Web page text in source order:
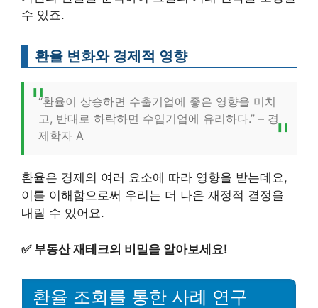
수 있죠.
환율 변화와 경제적 영향
“환율이 상승하면 수출기업에 좋은 영향을 미치
고, 반대로 하락하면 수입기업에 유리하다.” – 경
제학자 A
환율은 경제의 여러 요소에 따라 영향을 받는데요,
이를 이해함으로써 우리는 더 나은 재정적 결정을
내릴 수 있어요.
✅ 부동산 재테크의 비밀을 알아보세요!
환율 조회를 통한 사례 연구